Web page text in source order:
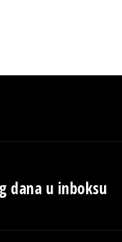
dana u inboksu